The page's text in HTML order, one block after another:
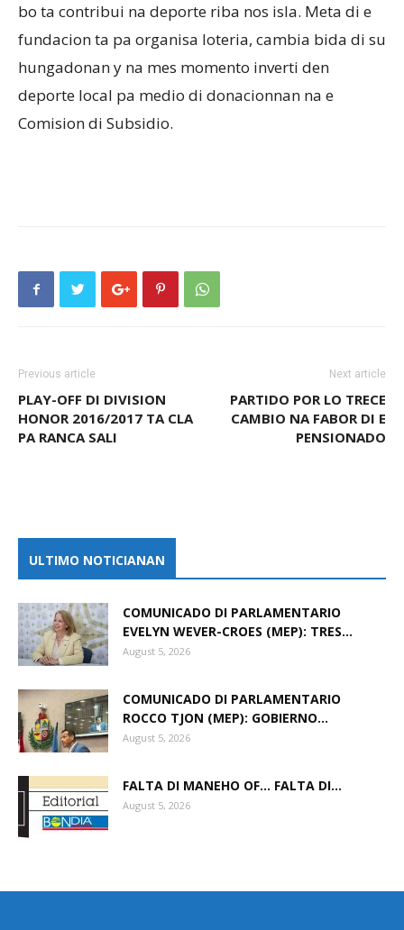
bo ta contribui na deporte riba nos isla. Meta di e
fundacion ta pa organisa loteria, cambia bida di su
hungadonan y na mes momento inverti den
deporte local pa medio di donacionnan na e
Comision di Subsidio.
Previous article
PLAY-OFF DI DIVISION
HONOR 2016/2017 TA CLA
PA RANCA SALI
Next article
PARTIDO POR LO TRECE
CAMBIO NA FABOR DI E
PENSIONADO
ULTIMO NOTICIANAN
COMUNICADO DI PARLAMENTARIO
EVELYN WEVER-CROES (MEP): TRES...
August 5, 2026
COMUNICADO DI PARLAMENTARIO
ROCCO TJON (MEP): GOBIERNO...
August 5, 2026
FALTA DI MANEHO OF… FALTA DI...
August 5, 2026